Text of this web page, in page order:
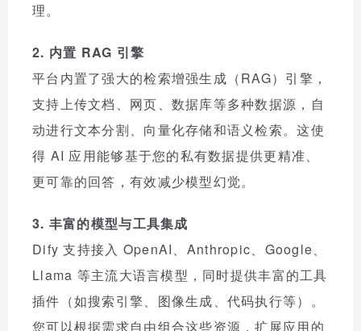
理。
2. 内置 RAG 引擎
平台内置了强大的检索增强生成（RAG）引擎，
支持上传文档、网页、数据库等多种数据源，自
动进行文本分割、向量化存储和语义检索。这使
得 AI 应用能够基于您的私有数据提供更精准、
更可靠的回答，有效减少模型幻觉。
3. 丰富的模型与工具集成
Dify 支持接入 OpenAI、Anthropic、Google、
Llama 等主流大语言模型，同时提供丰富的工具
插件（如搜索引擎、图像生成、代码执行等）。
您可以根据需求自由组合这些资源，扩展应用的